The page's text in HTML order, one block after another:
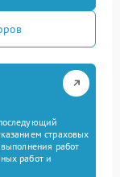
страховых
работ
работ и